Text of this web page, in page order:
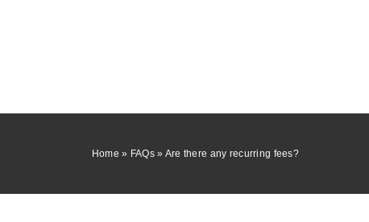
Home » FAQs» Are there any recurring fees?